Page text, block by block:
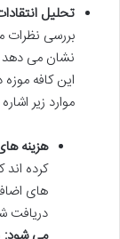
تحلیل
بررسی
نشان می دهد
این کافه
موارد زیر
هزینه
های
دریافت